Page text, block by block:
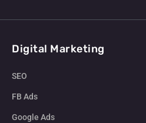
Digital Marketing
SEO
FB Ads
Google Ads